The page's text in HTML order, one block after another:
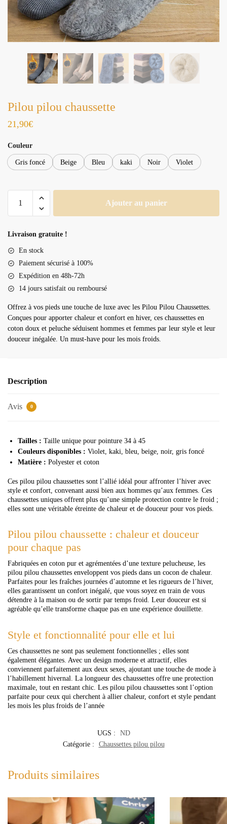
Pilou pilou chaussette
21,90€
Couleur
Gris foncé Beige Bleu kaki Noir Violet
pilou
Ajouter au panier
Livraison gratuite !
En stock
Paiement sécurisé à 100%
Expédition en 48h-72h
14 jours satisfait ou remboursé
Offrez à vos pieds une touche de luxe avec les Pilou Pilou Chaussettes.
Conçues pour apporter chaleur et confort en hiver, ces chaussettes en
coton doux et peluche séduisent hommes et femmes par leur style et leur
douceur inégalée. Un must-have pour les mois froids.
Description
Avis 0
Tailles : Taille unique pour pointure 34 à 45
Couleurs disponibles : Violet, kaki, bleu, beige, noir, gris foncé
Matière : Polyester et coton
Ces pilou pilou chaussettes sont l’allié idéal pour affronter l’hiver avec
style et confort, convenant aussi bien aux hommes qu’aux femmes. Ces
chaussettes uniques offrent plus qu’une simple protection contre le froid ;
elles sont une véritable étreinte de chaleur et de douceur pour vos pieds.
Pilou pilou chaussette : chaleur et douceur
pour chaque pas
Fabriquées en coton pur et agrémentées d’une texture pelucheuse, les
pilou pilou chaussettes enveloppent vos pieds dans un cocon de chaleur.
Parfaites pour les fraîches journées d’automne et les rigueurs de l’hiver,
elles garantissent un confort inégalé, que vous soyez en train de vous
détendre à la maison ou de sortir par temps froid. Leur douceur est si
agréable qu’elle transforme chaque pas en une expérience douillette.
Style et fonctionnalité pour elle et lui
Ces chaussettes ne sont pas seulement fonctionnelles ; elles sont
également élégantes. Avec un design moderne et attractif, elles
conviennent parfaitement aux deux sexes, ajoutant une touche de mode à
l’habillement hivernal. La longueur des chaussettes offre une protection
maximale, tout en restant chic. Les pilou pilou chaussettes sont l’option
parfaite pour ceux qui cherchent à allier chaleur, confort et style pendant
les mois les plus froids de l’année
UGS :
ND
Catégorie :
Chaussettes pilou pilou
Produits similaires